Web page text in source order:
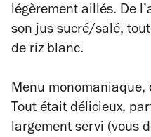
légèrement aillés. De
son jus sucré/salé,
de riz blanc.
Menu monomaniaque,
Tout était délicieux,
largement servi (vous